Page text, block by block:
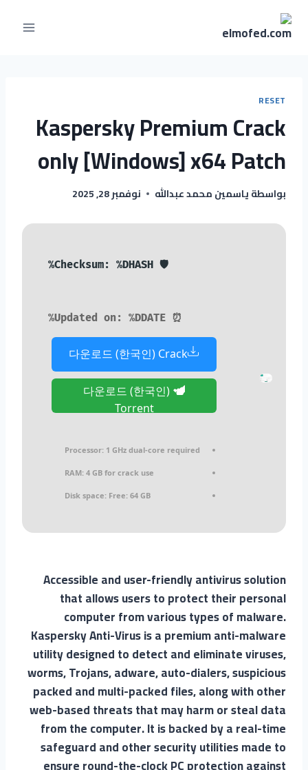
RESET
Kaspersky Premium Crack
only [Windows] x64 Patch
بواسطةياسمين محمد عبدالله نوفمبر 28, 2025
🛡️ Checksum: %DHASH%
⏰ Updated on: %DDATE%
다운로드 (한국인) Crack
다운로드 (한국인)
Torrent
Processor: 1 GHz dual-core required
RAM: 4 GB for crack use
Disk space: Free: 64 GB
Accessible and user-friendly antivirus solution
that allows users to protect their personal
computer from various types of malware.
Kaspersky Anti-Virus is a premium anti-malware
utility designed to detect and eliminate viruses,
worms, Trojans, adware, auto-dialers, suspicious
packed and multi-packed files, along with other
web-based threats that may harm or steal data
from the computer. It is backed by a real-time
safeguard and other security utilities made to
ensure round-the-clock PC protection against